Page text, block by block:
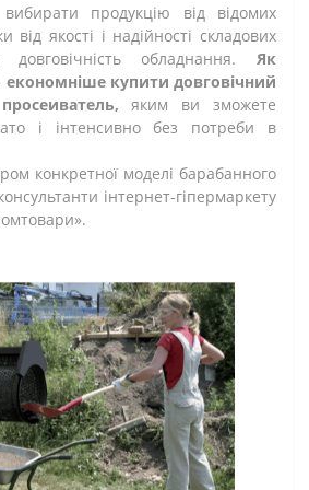
продукцію від відомих
від якості і надійності складових
обладнання. Як
економніше купити довговічний
яким ви зможете
і інтенсивно без потреби в
конкретної моделі барабанного
інтернет-гіпермаркету